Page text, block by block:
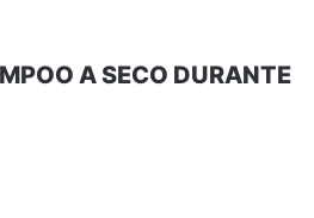
A SECO DURANTE